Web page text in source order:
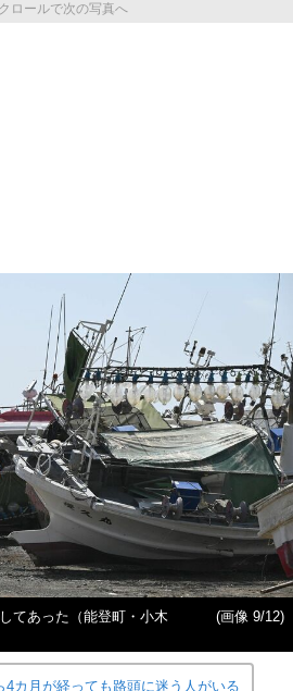
ロールで次の写真へ
てあった（能登町・小木
(画像 9/12)
4カ月が経っても路頭に迷う人がいる